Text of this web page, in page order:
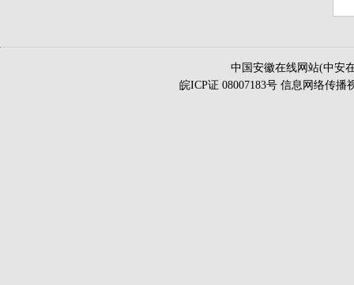
中国安徽在线网站(中安
皖ICP证 08007183号 信息网络传播